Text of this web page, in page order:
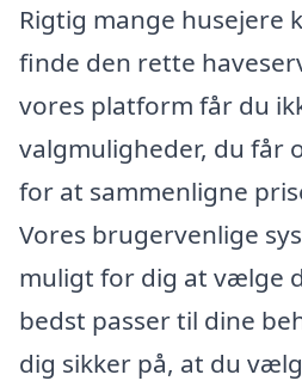
Rigtig mange husejere
finde den rette
vores platform får du
valgmuligheder, du får
for at sammenligne
Vores brugervenlige
muligt for dig at vælge
bedst passer til dine
dig sikker på, at du